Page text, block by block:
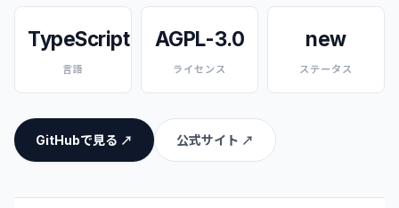
TypeScript
言語
AGPL-3.0
ライセンス
new
ステータス
GitHubで見る ↗ 公式サイト ↗